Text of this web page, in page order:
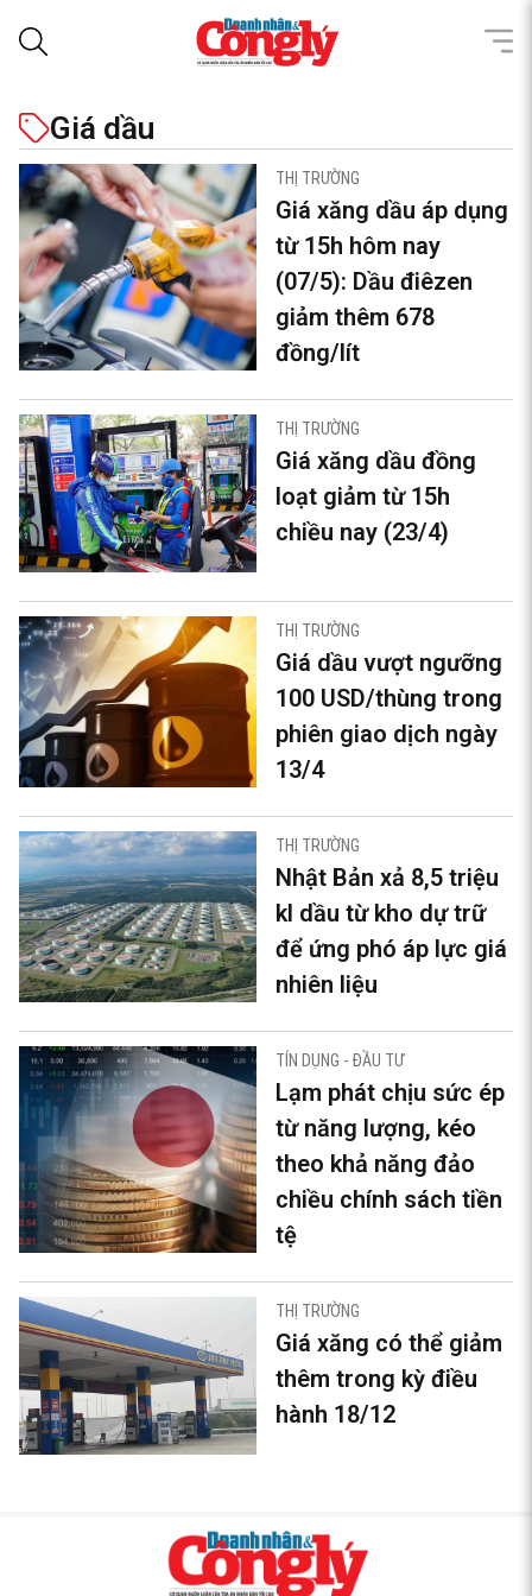
Giá dầu
THỊ TRƯỜNG
Giá xăng dầu áp dụng
từ 15h hôm nay
(07/5): Dầu điêzen
giảm thêm 678
đồng/lít
THỊ TRƯỜNG
Giá xăng dầu đồng
loạt giảm từ 15h
chiều nay (23/4)
THỊ TRƯỜNG
Giá dầu vượt ngưỡng
100 USD/thùng trong
phiên giao dịch ngày
13/4
THỊ TRƯỜNG
Nhật Bản xả 8,5 triệu
kl dầu từ kho dự trữ
để ứng phó áp lực giá
nhiên liệu
TÍN DỤNG - ĐẦU TƯ
Lạm phát chịu sức ép
từ năng lượng, kéo
theo khả năng đảo
chiều chính sách tiền
tệ
THỊ TRƯỜNG
Giá xăng có thể giảm
thêm trong kỳ điều
hành 18/12